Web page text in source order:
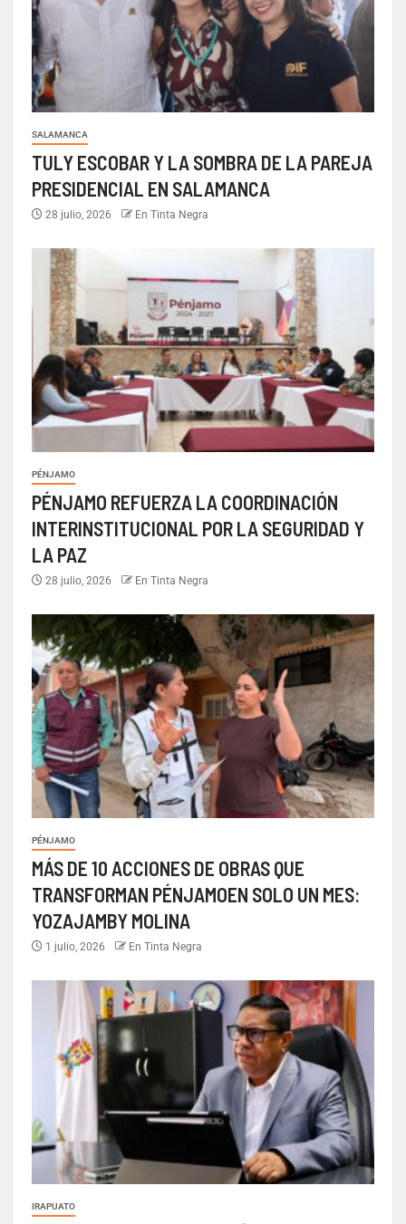
SALAMANCA
TULY ESCOBAR Y LA SOMBRA DE LA PAREJA
PRESIDENCIAL EN SALAMANCA
28 julio, 2026 En Tinta Negra
PÉNJAMO
PÉNJAMO REFUERZA LA COORDINACIÓN
INTERINSTITUCIONAL POR LA SEGURIDAD Y
LA PAZ
28 julio, 2026 En Tinta Negra
PÉNJAMO
MÁS DE 10 ACCIONES DE OBRAS QUE
TRANSFORMAN PÉNJAMOEN SOLO UN MES:
YOZAJAMBY MOLINA
1 julio, 2026 En Tinta Negra
IRAPUATO